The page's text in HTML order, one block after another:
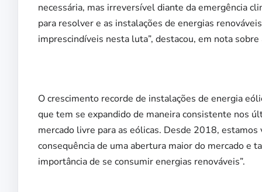
necessária, mas irreversível diante da emergência
para resolver e as instalações de energias
imprescindíveis nesta luta”, destacou, em nota
O crescimento recorde de instalações de energia
que tem se expandido de maneira consistente nos
mercado livre para as eólicas. Desde 2018,
consequência de uma abertura maior do mercado e
importância de se consumir energias renováveis”.